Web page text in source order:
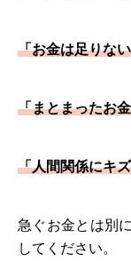
「お金は足りな
「まとまったお
「人間関係にキ
急ぐお金とは別
してください。